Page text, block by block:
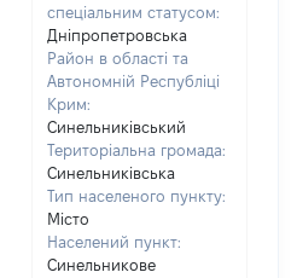
спеціальним статусом:
Дніпропетровська
Район в області та
Автономній Республіці
Крим:
Синельниківський
Територіальна громада:
Синельниківська
Тип населеного пункту:
Місто
Населений пункт:
Синельникове